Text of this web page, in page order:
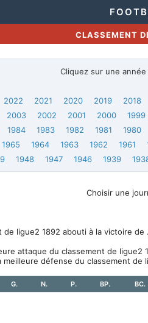
CLASSEMENT
Cliquez sur une
2022 2021 2020 2019 2018
2003 2002 2001 2000 1999
1984 1983 1982 1981 1980
1965 1964 1963 1962 1961
1948 1947 1946 1939
Choisir une
de ligue2 1892 abouti à la victoire
attaque du classement de ligue2
défense du classement de
G. N. P. BP. BC.